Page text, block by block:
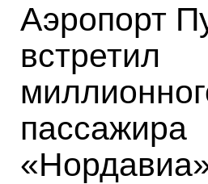
Аэропорт
встретил
пассажира